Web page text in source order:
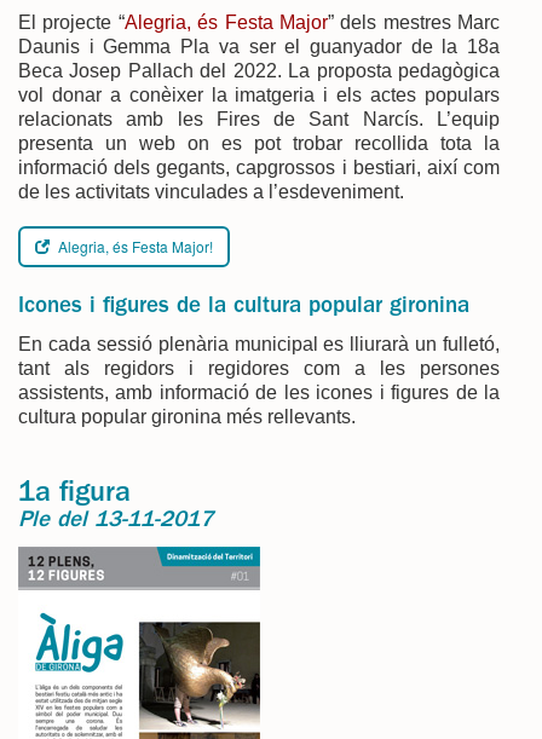
El projecte “Alegria, és Festa Major” dels mestres Marc
Daunis i Gemma Pla va ser el guanyador de la 18a
Beca Josep Pallach del 2022. La proposta pedagògica
vol donar a conèixer la imatgeria i els actes populars
relacionats amb les Fires de Sant Narcís. L’equip
presenta un web on es pot trobar recollida tota la
informació dels gegants, capgrossos i bestiari, així com
de les activitats vinculades a l’esdeveniment.
Alegria, és Festa Major!
Icones i figures de la cultura popular gironina
En cada sessió plenària municipal es lliurarà un fulletó,
tant als regidors i regidores com a les persones
assistents, amb informació de les icones i figures de la
cultura popular gironina més rellevants.
1a figura
Ple del 13-11-2017